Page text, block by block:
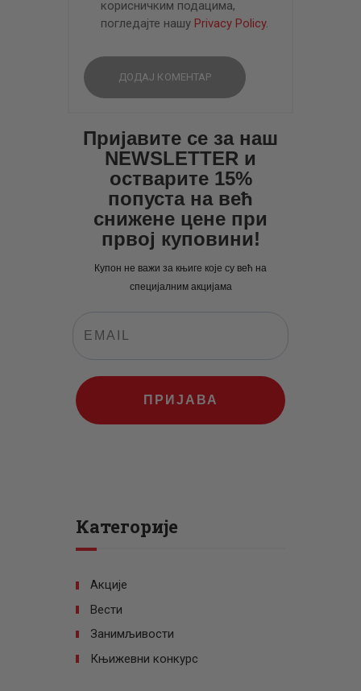
корисничким подацима,
погледајте нашу Privacy Policy.
Пријавите се за наш
NEWSLETTER и
остварите 15%
попуста на већ
снижене цене при
првој куповини!
Купон не важи за књиге које су већ на
специјалним акцијама
ПРИЈАВА
Категорије
Акције
Вести
Занимљивости
Књижевни конкурс